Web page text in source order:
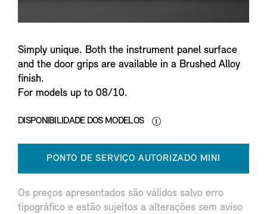
Simply unique. Both the instrument panel surface
and the door grips are available in a Brushed Alloy
finish.
For models up to 08/10.
DISPONIBILIDADE DOS MODELOS
PONTO DE SERVIÇO AUTORIZADO MINI
Os preços apresentados são válidos salvo erro
tipográfico e estão sujeitos a alterações sem aviso